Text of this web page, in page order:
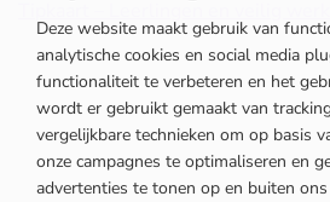
GenZ
Deze website maakt gebruik van
analytische cookies en social media
functionaliteit te verbeteren en het
wordt er gebruikt gemaakt van
vergelijkbare technieken om op basis
onze campagnes te optimaliseren en
advertenties te tonen op en buiten